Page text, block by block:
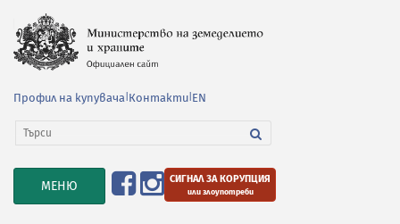
Профил на купувача Контакти EN
TOGGLE
NAVIGATION
МЕНЮ СИГНАЛ ЗА КОРУПЦИЯ
или злоупотреби